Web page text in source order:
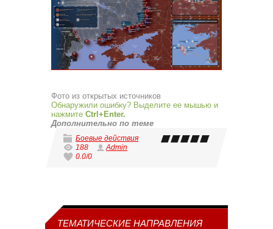
Фото из открытых источников
Обнаружили ошибку? Выделите ее мышью и
нажмите Ctrl+Enter.
Дополнительно по теме
Боевые действия
188
Admin
0.0/0
ТЕМАТИЧЕСКИЕ НАПРАВЛЕНИЯ